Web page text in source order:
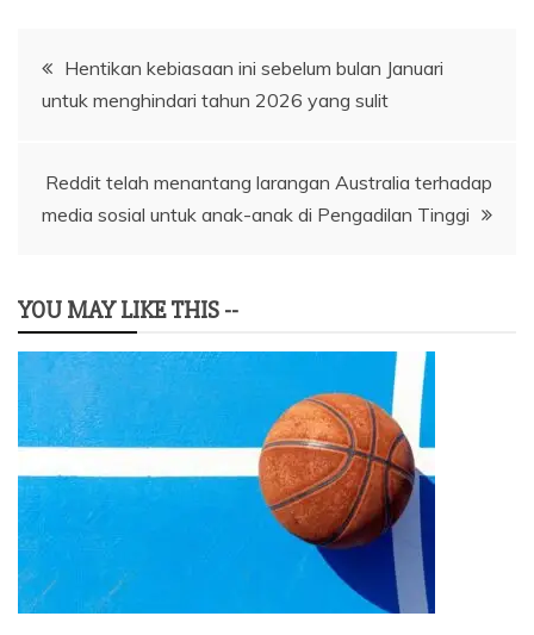
Navigasi
Hentikan kebiasaan ini sebelum bulan Januari
untuk menghindari tahun 2026 yang sulit
Reddit telah menantang larangan Australia terhadap
media sosial untuk anak-anak di Pengadilan Tinggi
YOU MAY LIKE THIS --